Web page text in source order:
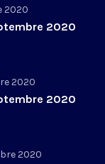
2020
2020
2020
2020
2020